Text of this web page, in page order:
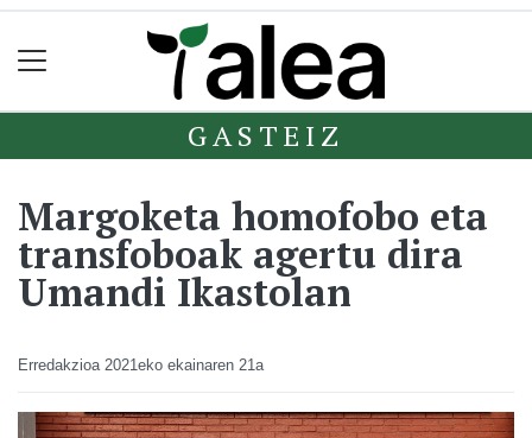
GASTEIZ
Margoketa homofobo eta
transfoboak agertu dira
Umandi Ikastolan
Erredakzioa 2021eko ekainaren 21a